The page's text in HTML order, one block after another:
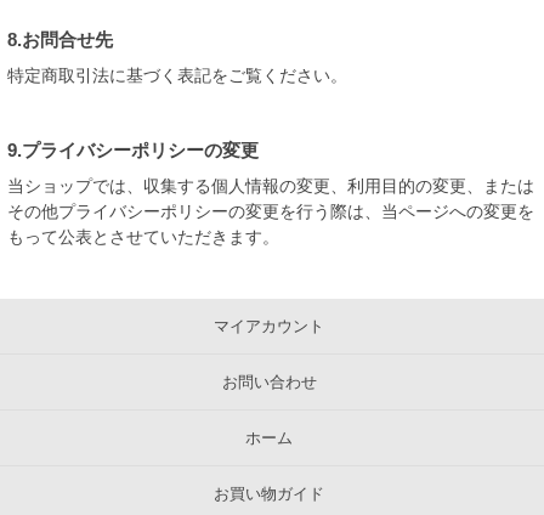
8.お問合せ先
特定商取引法に基づく表記をご覧ください。
9.プライバシーポリシーの変更
当ショップでは、収集する個人情報の変更、利用目的の変更、または
その他プライバシーポリシーの変更を行う際は、当ページへの変更を
もって公表とさせていただきます。
マイアカウント
お問い合わせ
ホーム
お買い物ガイド